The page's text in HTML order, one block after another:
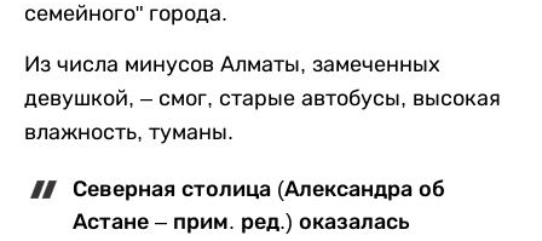
семейного" города.
Из числа минусов Алматы, замеченных
девушкой, – смог, старые автобусы, высокая
влажность, туманы.
Северная столица (Александра об
Астане – прим. ред.) оказалась